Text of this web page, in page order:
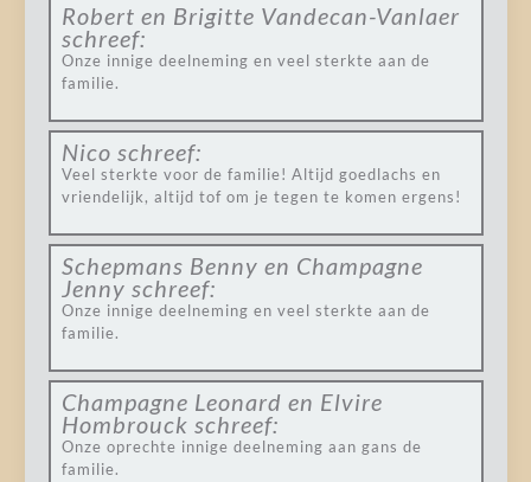
Robert en Brigitte Vandecan-Vanlaer
schreef:
Onze innige deelneming en veel sterkte aan de
familie.
Nico schreef:
Veel sterkte voor de familie! Altijd goedlachs en
vriendelijk, altijd tof om je tegen te komen ergens!
Schepmans Benny en Champagne
Jenny schreef:
Onze innige deelneming en veel sterkte aan de
familie.
Champagne Leonard en Elvire
Hombrouck schreef:
Onze oprechte innige deelneming aan gans de
familie.